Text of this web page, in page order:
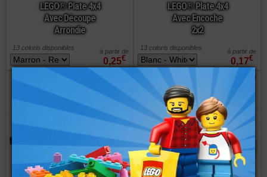
LEGO® Plate 4x4
Avec Découpe
Arrondie
0,25€
à partir de
13 coloris disponibles
LEGO® Plate 4x4
Avec Encoche
2x2
0,17€
à partir de
13 coloris disponibles
commander commander